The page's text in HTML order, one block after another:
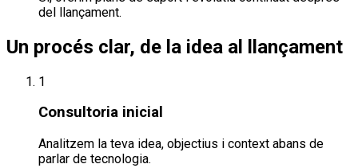
del llançament.
Un procés clar, de la idea al llançament
1
Consultoria inicial
Analitzem la teva idea, objectius i context abans de
parlar de tecnologia.